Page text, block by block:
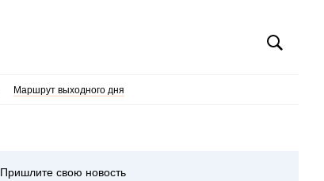
Маршрут выходного дня
Пришлите свою новость